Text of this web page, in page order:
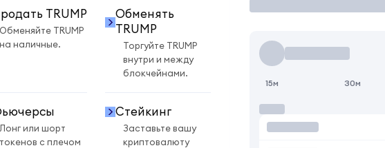
TRUMP
Обменяйте TRUMP
на наличные.
Обменять
TRUMP
Торгуйте TRUMP
внутри и между
блокчейнами.
Лонг или шорт
токенов с плечом
Стейкинг
Заставьте вашу
криптовалюту
15м 30м